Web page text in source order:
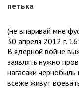
петька
(не впаривай мне
30 апреля 2012 г.
В ядерной войне
заявлять нужно
нагасаки
всеже живут